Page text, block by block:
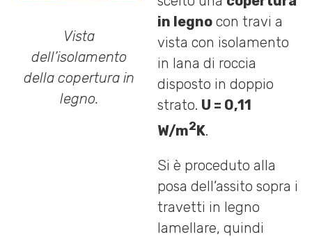
Vista
dell’isolamento
della copertura in
legno.
in legno con travi a
vista con isolamento
in lana di roccia
disposto in doppio
strato. U = 0,11
W/m2K.
Si è proceduto alla
posa dell’assito sopra i
travetti in legno
lamellare, quindi